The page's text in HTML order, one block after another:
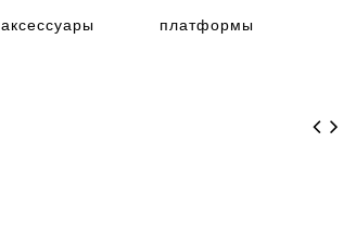
аксессуары платформы